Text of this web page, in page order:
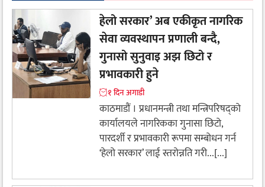
हेलो सरकार’ अब एकीकृत नागरिक
सेवा व्यवस्थापन प्रणाली बन्दै,
गुनासो सुनुवाइ अझ छिटो र
प्रभावकारी हुने
१ दिन अगाडी
काठमाडौं । प्रधानमन्त्री तथा मन्त्रिपरिषद्को
कार्यालयले नागरिकका गुनासा छिटो,
पारदर्शी र प्रभावकारी रूपमा सम्बोधन गर्न
‘हेलो सरकार’ लाई स्तरोन्नति गरी...[...]